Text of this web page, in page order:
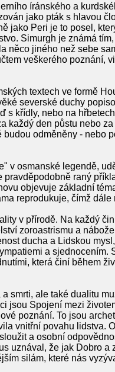
íránského a
jako pták s hlavou
jako Peri je to posel,
Simurgh je známá
něco jiného než sebe
veškerého poznání,
textech ve formě
severské duchy
s křídly, nebo na
každý den půstu nebo
odměněny - nebo
v osmanské legendě,
raný
objevuje základní
reprodukuje, čímž
v přírodě. Na každý
zoroastrismu a
ducha a Lidskou
a sjednocením.
která činí během
smrti, ale také dualitu
jsou Spojení mezi
poznání. To jsou
vnitřní povahu lidstva.
a osobní
uznával, že jak Dobro a
silám, které nás